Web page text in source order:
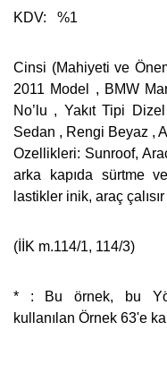
KDV: %1
Cinsi (Mahiyeti ve
2011 Model , BMW
No’lu , Yakıt Tipi
Sedan , Rengi Beyaz ,
Ozellikleri: Sunroof,
arka kapıda sürtme
lastikler inik, araç
(İİK m.114/1, 114/3)
* : Bu örnek, bu
kullanılan Örnek 63'e